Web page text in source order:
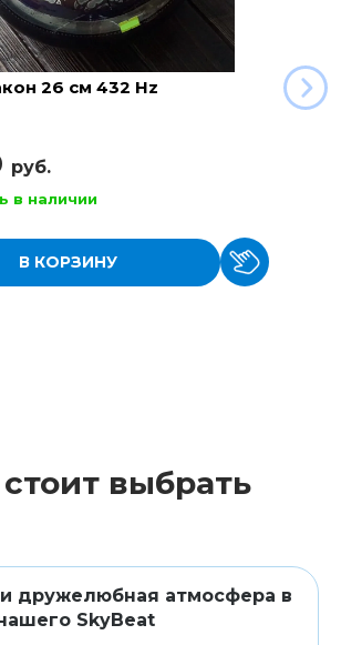
26 см 432 Hz
руб.
в наличии
В КОРЗИНУ
выбрать
дружелюбная атмосфера в
SkyBeat